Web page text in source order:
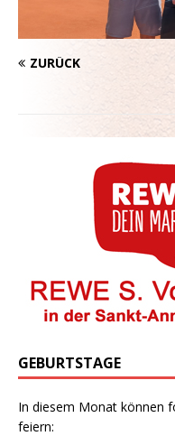
ZURÜCK
GEBURTSTAGE
In diesem Monat können
feiern: